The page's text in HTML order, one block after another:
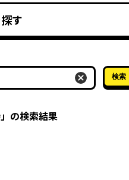
す
検索
」の検索結果